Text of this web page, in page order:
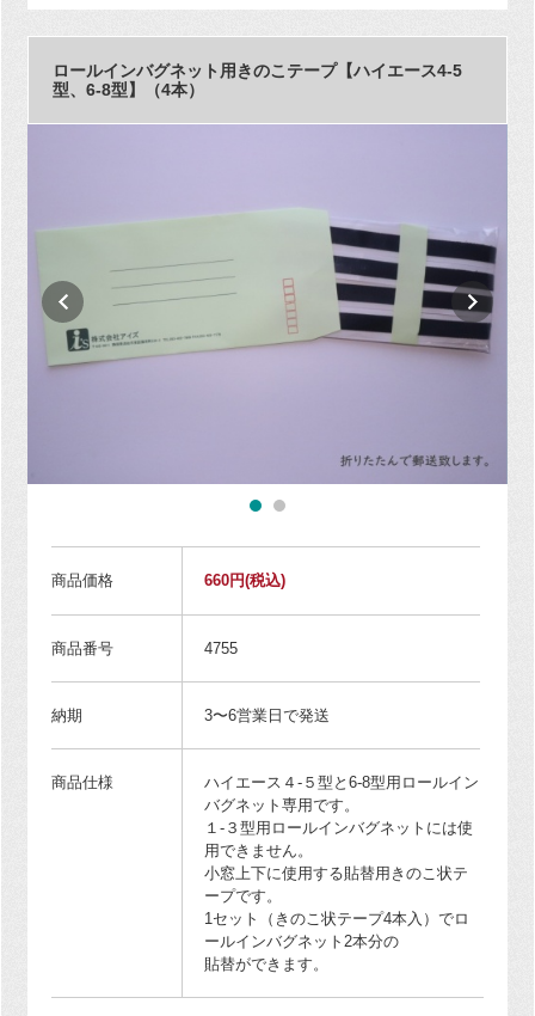
ロールインバグネット用きのこテープ【ハイエース4-5
型、6-8型】（4本）
商品価格 660円(税込)
商品番号 4755
納期 3〜6営業日で発送
商品仕様
ハイエース４-５型と6-8型用ロールイン
バグネット専用です。
１-３型用ロールインバグネットには使
用できません。
小窓上下に使用する貼替用きのこ状テ
ープです。
1セット（きのこ状テープ4本入）でロ
ールインバグネット2本分の
貼替ができます。